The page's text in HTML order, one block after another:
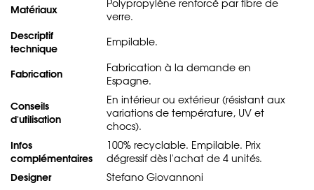
Matériaux
verre.
Descriptif
technique
Empilable.
Fabrication
Fabrication à la demande en
Espagne.
Conseils
d'utilisation
En intérieur ou extérieur (résistant aux
variations de température, UV et
chocs).
Infos
complémentaires
100% recyclable. Empilable. Prix
dégressif dès l'achat de 4 unités.
Designer Stefano Giovannoni